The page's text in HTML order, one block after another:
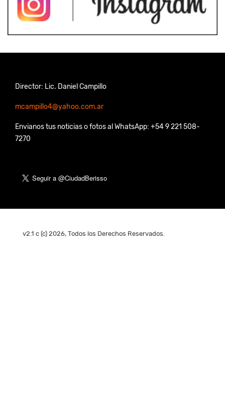
Director: Lic. Daniel Campillo
mcampillo4@yahoo.com.ar
Envianos tus noticias o fotos al WhatsApp: +54 9 221 508-
7270
v2.1 c (c) 2026, Todos los Derechos Reservados.